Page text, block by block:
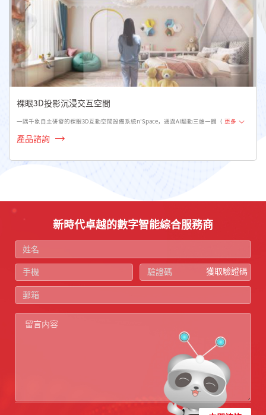
裸眼3D投影沉浸交互空間
一隅千象自主研發的裸眼3D互動空間設備系統n'Space，通過AI驅動三維一體（ 更多
產品諮詢
新時代卓越的數字智能綜合服務商
獲取驗證碼